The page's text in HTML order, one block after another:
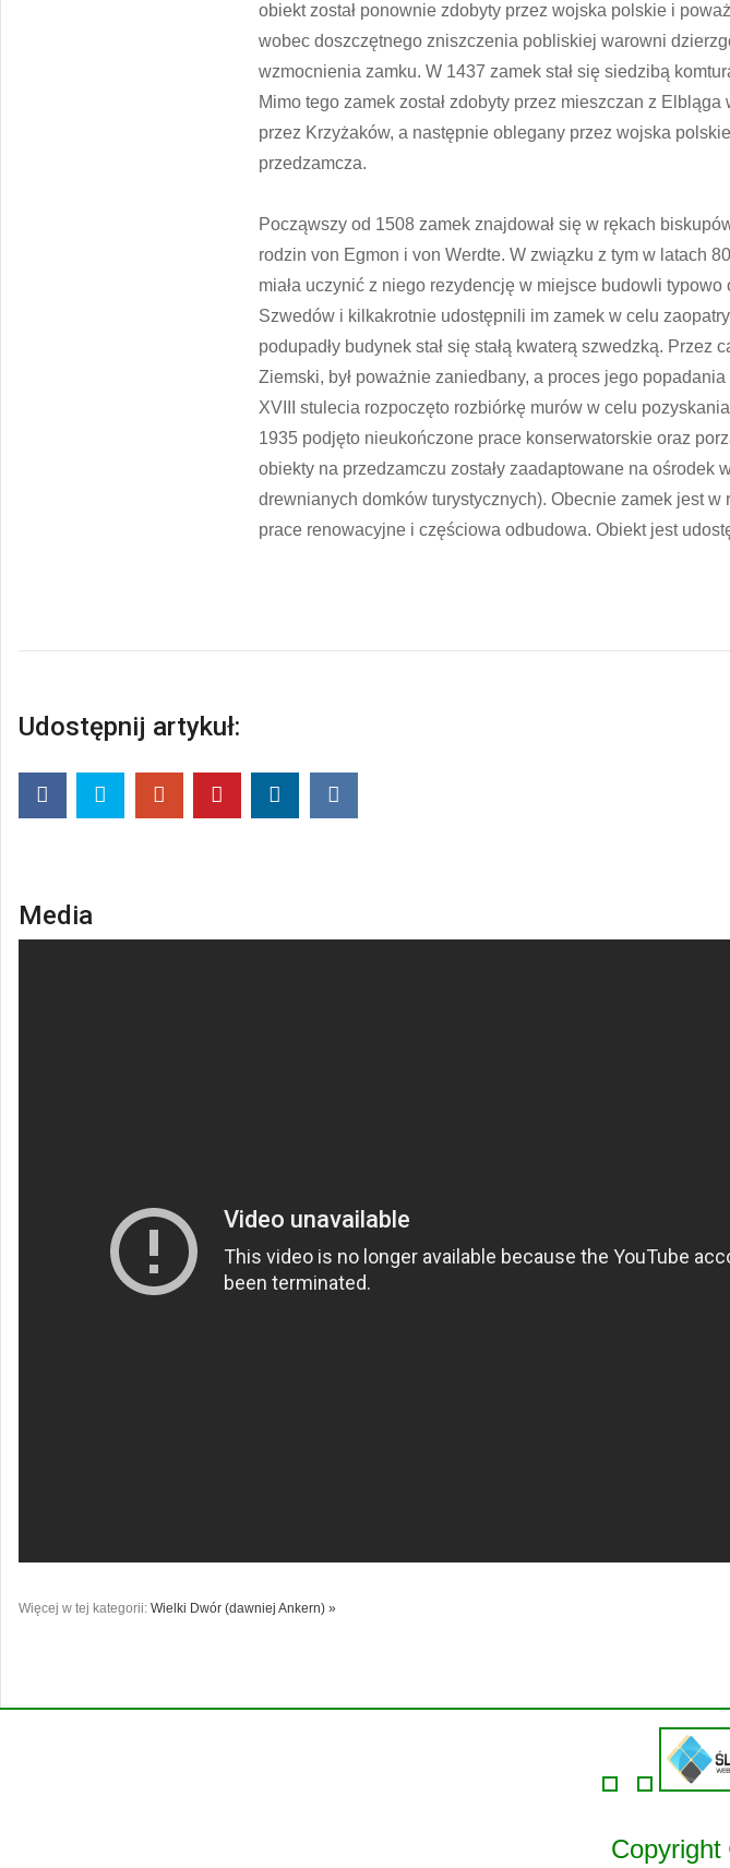
obiekt został ponownie zdobyty przez wojska polskie i
wobec doszczętnego zniszczenia pobliskiej warowni
wzmocnienia zamku. W 1437 zamek stał się siedzibą
Mimo tego zamek został zdobyty przez mieszczan z
przez Krzyżaków, a następnie oblegany przez wojska
przedzamcza.
Począwszy od 1508 zamek znajdował się w rękach
rodzin von Egmon i von Werdte. W związku z tym w latach
miała uczynić z niego rezydencję w miejsce budowli
Szwedów i kilkakrotnie udostępnili im zamek w celu
podupadły budynek stał się stałą kwaterą szwedzką. Przez
Ziemski, był poważnie zaniedbany, a proces jego
XVIII stulecia rozpoczęto rozbiórkę murów w celu
1935 podjęto nieukończone prace konserwatorskie oraz
obiekty na przedzamczu zostały zaadaptowane na ośrodek
drewnianych domków turystycznych). Obecnie zamek jest
prace renowacyjne i częściowa odbudowa. Obiekt jest
Udostępnij artykuł:
Media
Więcej w tej kategorii: Wielki Dwór (dawniej Ankern) »